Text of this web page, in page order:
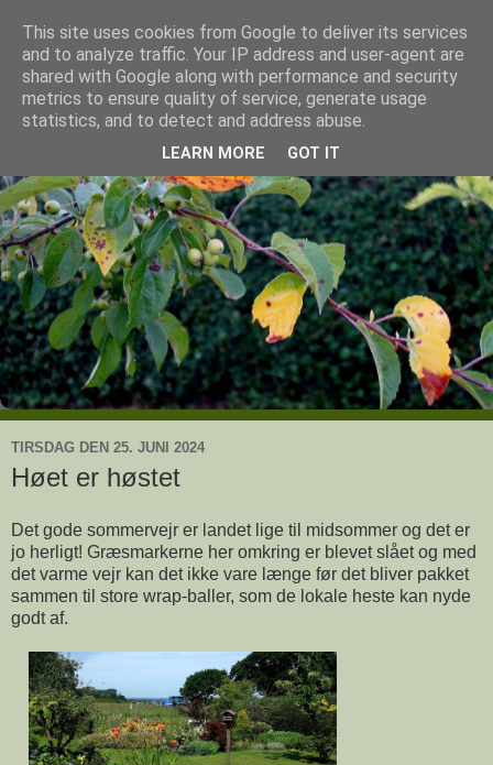
Ullas have
- en knoldesparkers betragtninger
TIRSDAG DEN 25. JUNI 2024
Høet er høstet
Det gode sommervejr er landet lige til midsommer og det er
jo herligt! Græsmarkerne her omkring er blevet slået og med
det varme vejr kan det ikke vare længe før det bliver pakket
sammen til store wrap-baller, som de lokale heste kan nyde
godt af.
This site uses cookies from Google to deliver its services
and to analyze traffic. Your IP address and user-agent are
shared with Google along with performance and security
metrics to ensure quality of service, generate usage
statistics, and to detect and address abuse.
LEARN MORE GOT IT